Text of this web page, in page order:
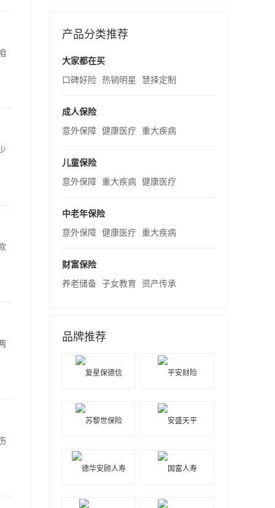
产品分类推荐
大家都在买
口碑好险 热销明星 慧择定制
成人保险
意外保障 健康医疗 重大疾病
儿童保险
意外保障 重大疾病 健康医疗
中老年保险
意外保障 健康医疗 重大疾病
财富保险
养老储备 子女教育 资产传承
品牌推荐